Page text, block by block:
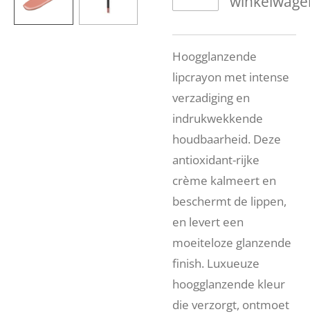
Hoogglanzende
lipcrayon met intense
verzadiging en
indrukwekkende
houdbaarheid. Deze
antioxidant-rijke
crème kalmeert en
beschermt de lippen,
en levert een
moeiteloze glanzende
finish. Luxueuze
hoogglanzende kleur
die verzorgt, ontmoet